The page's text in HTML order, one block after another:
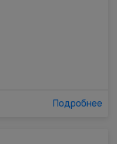
Подробнее